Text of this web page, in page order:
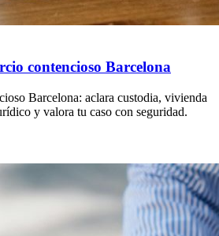
contencioso Barcelona
Barcelona: aclara custodia, vivienda
y valora tu caso con seguridad.